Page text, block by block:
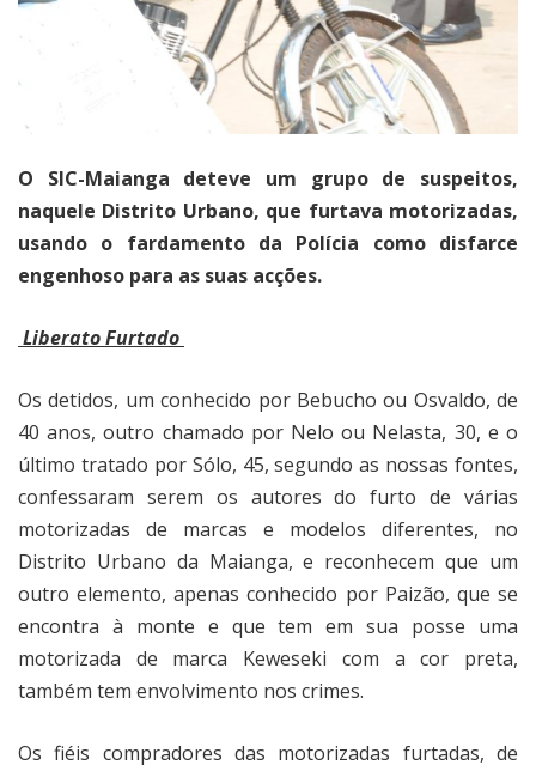
O SIC-Maianga deteve um grupo de suspeitos,
naquele Distrito Urbano, que furtava motorizadas,
usando o fardamento da Polícia como disfarce
engenhoso para as suas acções.
Liberato Furtado
Os detidos, um conhecido por Bebucho ou Osvaldo, de
40 anos, outro chamado por Nelo ou Nelasta, 30, e o
último tratado por Sólo, 45, segundo as nossas fontes,
confessaram serem os autores do furto de várias
motorizadas de marcas e modelos diferentes, no
Distrito Urbano da Maianga, e reconhecem que um
outro elemento, apenas conhecido por Paizão, que se
encontra à monte e que tem em sua posse uma
motorizada de marca Keweseki com a cor preta,
também tem envolvimento nos crimes.
Os fiéis compradores das motorizadas furtadas, de